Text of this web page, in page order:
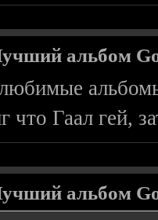
альбом
что Гаал гей,
альбом